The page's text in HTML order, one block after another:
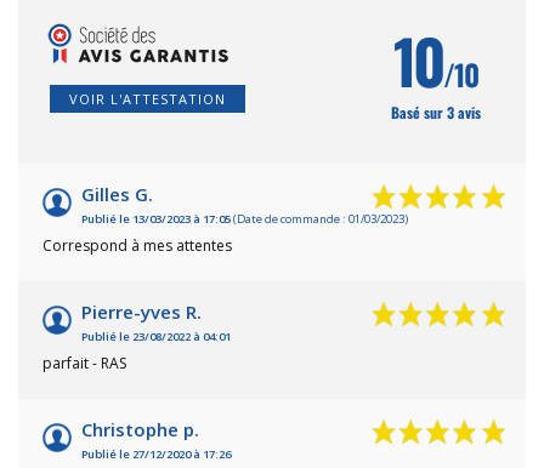
VOIR L'ATTESTATION 10/10
Basé sur 3 avis
Gilles G.
Publié le 13/03/2023 à 17:05(Date de commande : 01/03/2023)
Correspond à mes attentes
Pierre-yves R.
Publié le 23/08/2022 à 04:01
parfait - RAS
Christophe p.
Publié le 27/12/2020 à 17:26